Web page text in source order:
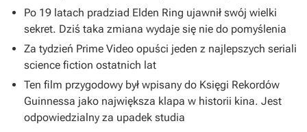
Po 19 latach pradziad Elden Ring ujawnił swój wielki
sekret. Dziś taka zmiana wydaje się nie do pomyślenia
Za tydzień Prime Video opuści jeden z najlepszych seriali
science fiction ostatnich lat
Ten film przygodowy był wpisany do Księgi Rekordów
Guinnessa jako największa klapa w historii kina. Jest
odpowiedzialny za upadek studia